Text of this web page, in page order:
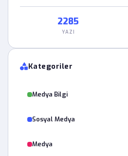
2285
YAZI
Kategoriler
Medya Bilgi
Sosyal Medya
Medya